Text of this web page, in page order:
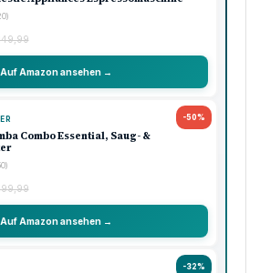
Auf Amazon ansehen →
-50%
Combo Essential, Saug- &
Auf Amazon ansehen →
-32%